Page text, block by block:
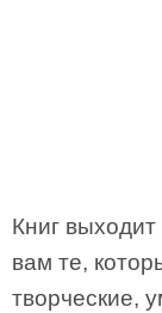
Книг
вам те,
творческие,